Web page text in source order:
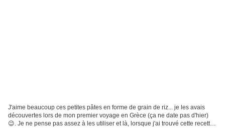
J'aime beaucoup ces petites pâtes en forme de grain de riz... je les avais
découvertes lors de mon premier voyage en Grèce (ça ne date pas d'hier)
😉. Je ne pense pas assez à les utiliser et là, lorsque j'ai trouvé cette recette